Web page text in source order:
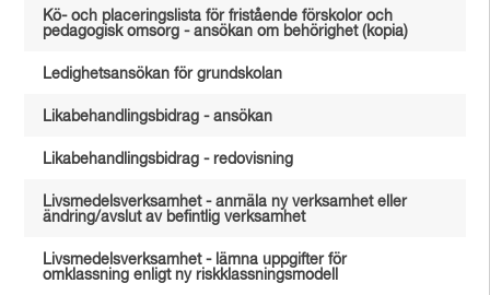
Kö- och placeringslista för fristående förskolor och
pedagogisk omsorg - ansökan om behörighet (kopia)
Ledighetsansökan för grundskolan
Likabehandlingsbidrag - ansökan
Likabehandlingsbidrag - redovisning
Livsmedelsverksamhet - anmäla ny verksamhet eller
ändring/avslut av befintlig verksamhet
Livsmedelsverksamhet - lämna uppgifter för
omklassning enligt ny riskklassningsmodell